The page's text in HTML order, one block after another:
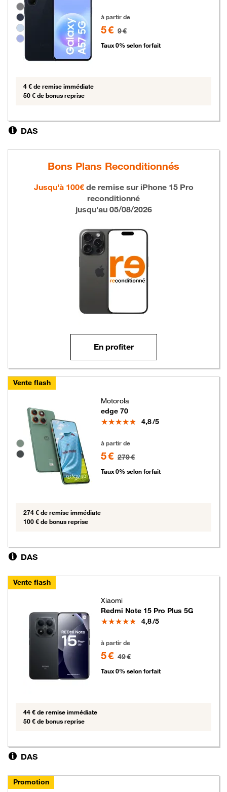
Groupe de couleurs disponibles non sélectionnables
à partir de
5 € 9 €
Taux 0% selon forfait
4 € de remise immédiate
50 € de bonus reprise
DAS
Bons Plans Reconditionnés
Jusqu'à 100€de remise sur iPhone 15 Pro
reconditionné
jusqu'au 05/08/2026
En profiter
Vente flash
Groupe de couleurs disponibles non sélectionnables
Motorola
edge 70
Note
4,8/5
à partir de
5 € 279 €
Taux 0% selon forfait
274 € de remise immédiate
100 € de bonus reprise
DAS
Vente flash
Xiaomi
Redmi Note 15 Pro Plus 5G
Note
4,8/5
à partir de
5 € 49 €
Taux 0% selon forfait
44 € de remise immédiate
50 € de bonus reprise
DAS
Promotion